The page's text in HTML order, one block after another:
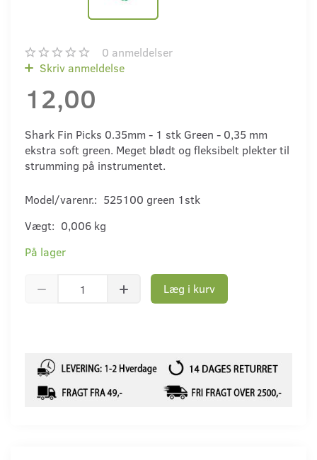
0 anmeldelser
Skriv anmeldelse
12,00
Shark Fin Picks 0.35mm - 1 stk Green - 0,35 mm
ekstra soft green. Meget blødt og fleksibelt plekter til
strumming på instrumentet.
Model/varenr.: 525100 green 1stk
Vægt: 0,006 kg
På lager
Læg i kurv